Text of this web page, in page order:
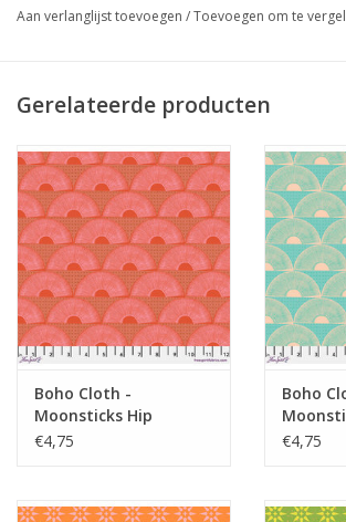
Aan verlanglijst toevoegen /Toevoegen om te
Gerelateerde producten
Boho Cloth -
Moonsticks Hip
€4,75
Boho
€4,75